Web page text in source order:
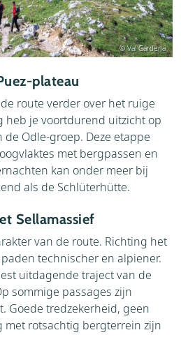
© Val Gardena
plateau
route verder over het ruige
heb je voortdurend uitzicht op
Odle-groep. Deze etappe
met bergpassen en
kan onder meer bij
als de Schlüterhütte.
Sellamassief
van de route. Richting het
technischer en alpiener.
uitdagende traject van de
sommige passages zijn
Goede tredzekerheid, geen
met rotsachtig bergterrein zijn